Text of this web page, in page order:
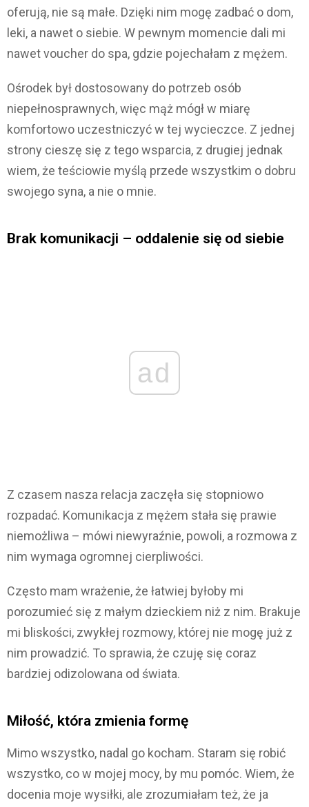
oferują, nie są małe. Dzięki nim mogę zadbać o dom,
leki, a nawet o siebie. W pewnym momencie dali mi
nawet voucher do spa, gdzie pojechałam z mężem.
Ośrodek był dostosowany do potrzeb osób
niepełnosprawnych, więc mąż mógł w miarę
komfortowo uczestniczyć w tej wycieczce. Z jednej
strony cieszę się z tego wsparcia, z drugiej jednak
wiem, że teściowie myślą przede wszystkim o dobru
swojego syna, a nie o mnie.
Brak komunikacji – oddalenie się od siebie
ad
Z czasem nasza relacja zaczęła się stopniowo
rozpadać. Komunikacja z mężem stała się prawie
niemożliwa – mówi niewyraźnie, powoli, a rozmowa z
nim wymaga ogromnej cierpliwości.
Często mam wrażenie, że łatwiej byłoby mi
porozumieć się z małym dzieckiem niż z nim. Brakuje
mi bliskości, zwykłej rozmowy, której nie mogę już z
nim prowadzić. To sprawia, że czuję się coraz
bardziej odizolowana od świata.
Miłość, która zmienia formę
Mimo wszystko, nadal go kocham. Staram się robić
wszystko, co w mojej mocy, by mu pomóc. Wiem, że
docenia moje wysiłki, ale zrozumiałam też, że ja